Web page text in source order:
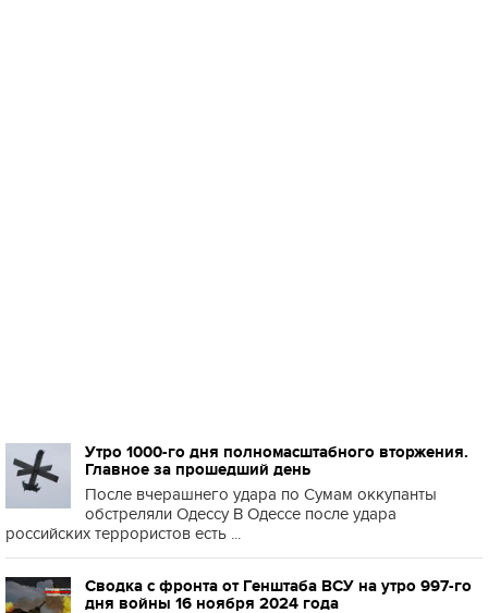
Утро 1000-го дня полномасштабного вторжения.
Главное за прошедший день
После вчерашнего удара по Сумам оккупанты
обстреляли Одессу В Одессе после удара
российских террористов есть ...
Сводка с фронта от Генштаба ВСУ на утро 997-го
дня войны 16 ноября 2024 года